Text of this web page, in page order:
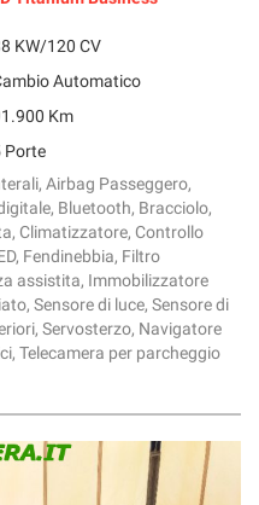
KW/120 CV
Automatico
Km
Porte
Airbag Passeggero,
Bluetooth, Bracciolo,
Climatizzatore, Controllo
Fendinebbia, Filtro
assistita, Immobilizzatore
Sensore di luce, Sensore di
Servosterzo, Navigatore
Telecamera per parcheggio